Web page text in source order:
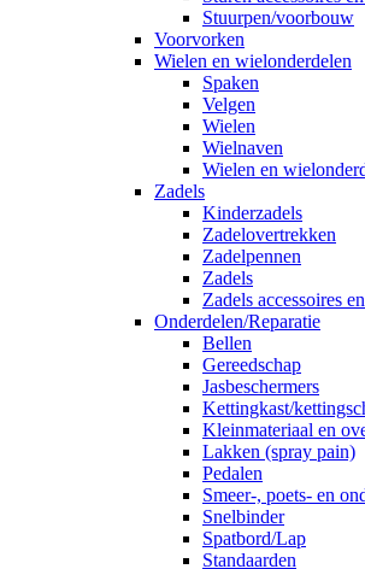
Stuurpen/voorbouw
Voorvorken
Wielen en wielonderdelen
Spaken
Velgen
Wielen
Wielnaven
Wielen en
Zadels
Kinderzadels
Zadelovertrekken
Zadelpennen
Zadels
Zadels accessoires
Onderdelen/Reparatie
Bellen
Gereedschap
Jasbeschermers
Kettingkast/
Kleinmateriaal en
Lakken (spray pain)
Pedalen
Smeer-, poets- en
Snelbinder
Spatbord/Lap
Standaarden